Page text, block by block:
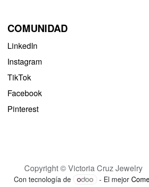
COMUNIDAD
LinkedIn
Instagram
TikTok
Facebook
Pinterest
Copyright © Victoria Cruz Jewelry
Con tecnología de
- El mejor